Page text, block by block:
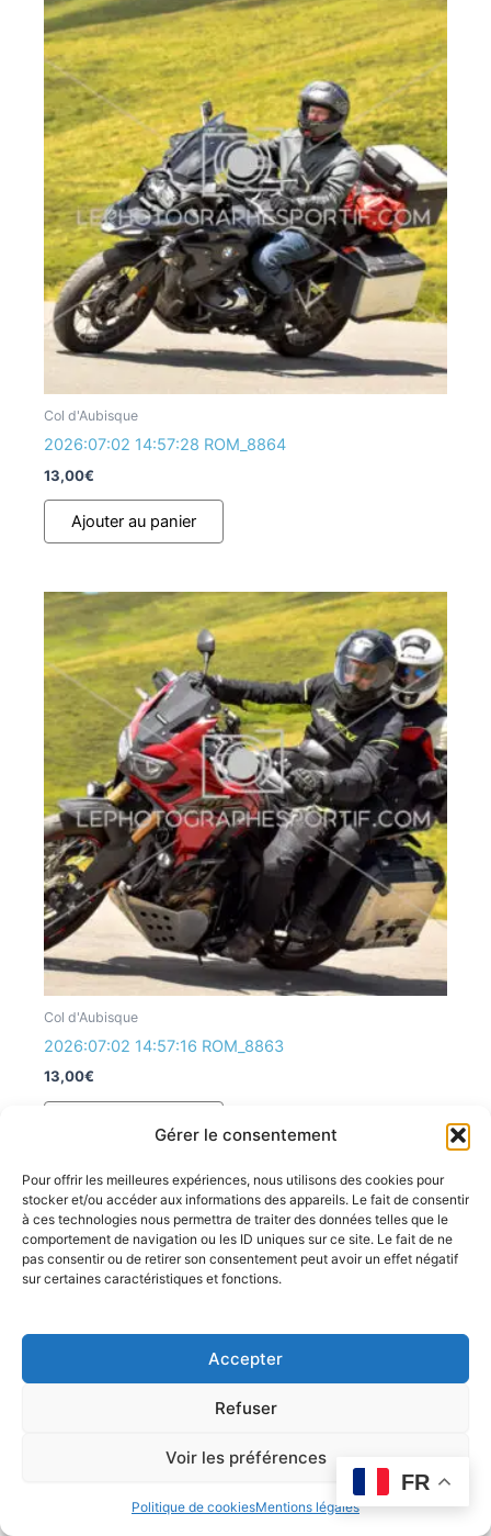
Gérer le consentement
Pour offrir les meilleures expériences, nous utilisons des cookies pour
stocker et/ou accéder aux informations des appareils. Le fait de consentir
à ces technologies nous permettra de traiter des données telles que le
comportement de navigation ou les ID uniques sur ce site. Le fait de ne
pas consentir ou de retirer son consentement peut avoir un effet négatif
sur certaines caractéristiques et fonctions.
Accepter
Refuser
Voir les préférences
Politique de cookiesMentions légales
Col d'Aubisque
2026:07:02 14:57:28 ROM_8864
13,00€
Ajouter au panier
Col d'Aubisque
2026:07:02 14:57:16 ROM_8863
13,00€
Ajouter au panier
FR